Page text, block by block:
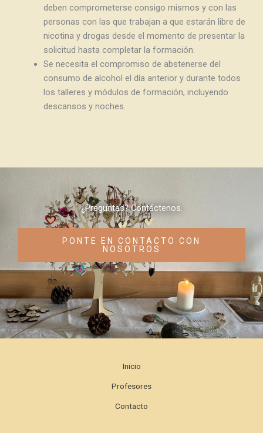
deben comprometerse consigo mismos y con las
personas con las que trabajan a que estarán libre de
nicotina y drogas desde el momento de presentar la
solicitud hasta completar la formación.
Se necesita el compromiso de abstenerse del
consumo de alcohol el día anterior y durante todos
los talleres y módulos de formación, incluyendo
descansos y noches.
¿Preguntas? Contáctenos.
PONTE EN CONTACTO CON
NOSOTROS
Inicio
Profesores
Contacto